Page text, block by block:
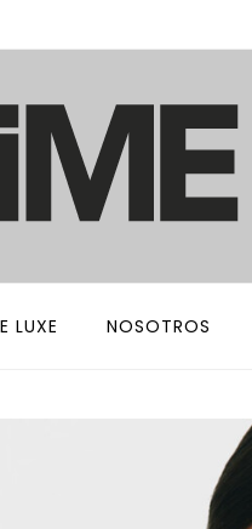
LUXE NOSOTROS